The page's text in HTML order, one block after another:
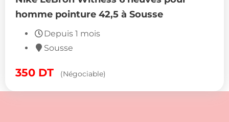
Nike LeBron Witness 6 neuves pour
homme pointure 42,5 à Sousse
350DT